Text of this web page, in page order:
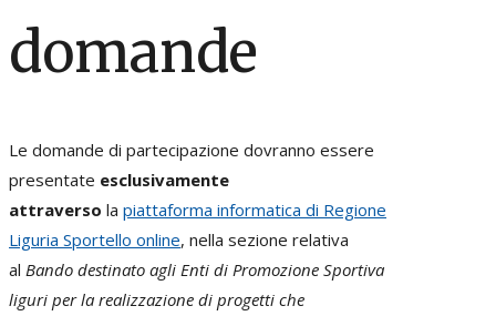
domande
Le domande di partecipazione dovranno essere
presentate esclusivamente
attraverso la piattaforma informatica di Regione
Liguria Sportello online, nella sezione relativa
al Bando destinato agli Enti di Promozione Sportiva
liguri per la realizzazione di progetti che